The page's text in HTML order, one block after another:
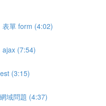
表單 form (4:02)
ajax (7:54)
(3:15)
域問題 (4:37)